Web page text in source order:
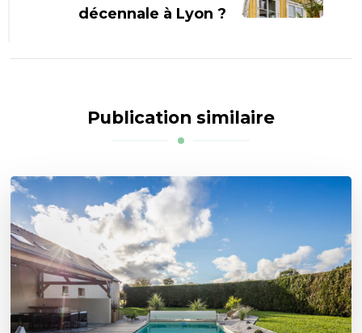
décennale à Lyon ?
Publication similaire